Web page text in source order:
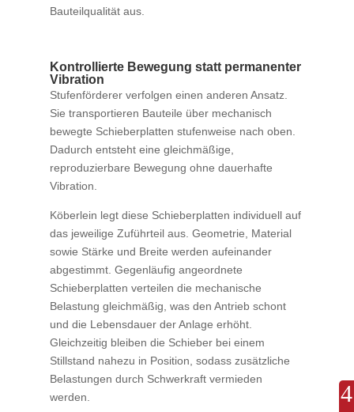
Bauteilqualität aus.
Kontrollierte Bewegung statt permanenter
Vibration
Stufenförderer verfolgen einen anderen Ansatz.
Sie transportieren Bauteile über mechanisch
bewegte Schieberplatten stufenweise nach oben.
Dadurch entsteht eine gleichmäßige,
reproduzierbare Bewegung ohne dauerhafte
Vibration.
Köberlein legt diese Schieberplatten individuell auf
das jeweilige Zuführteil aus. Geometrie, Material
sowie Stärke und Breite werden aufeinander
abgestimmt. Gegenläufig angeordnete
Schieberplatten verteilen die mechanische
Belastung gleichmäßig, was den Antrieb schont
und die Lebensdauer der Anlage erhöht.
Gleichzeitig bleiben die Schieber bei einem
Stillstand nahezu in Position, sodass zusätzliche
Belastungen durch Schwerkraft vermieden
werden.